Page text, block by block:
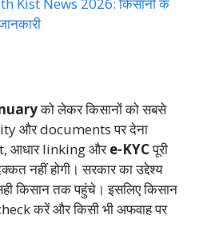
Kist News 2026: किसानों के
को लेकर किसानों को सबसे
और documents पर देना
आधार linking औरe-KYCपूरी
नहीं होगी। सरकार का उद्देश्य
किसान तक पहुंचे। इसलिए किसान
करें और किसी भी अफवाह पर